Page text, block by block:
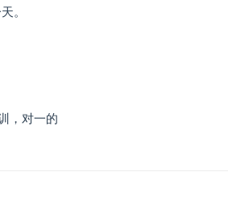
。
，对一的